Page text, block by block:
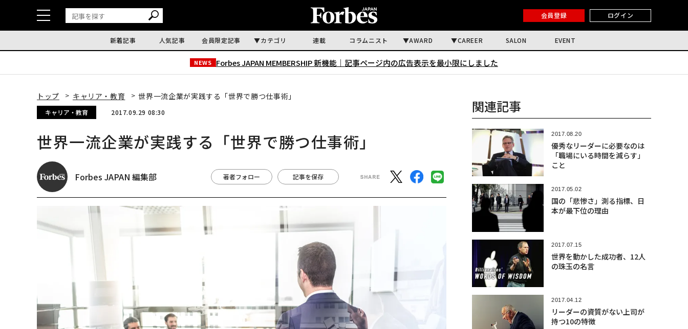
会員登録 ログイン
新着記事 人気記事 会員限定記事 カテゴリ 連載 コラムニスト AWARD CAREER SALON EVENT
NEWS Forbes JAPAN MEMBERSHIP 新機能｜ 記事ページ内の広告表示を最小限にしました
トップ キャリア・教育 世界一流企業が実践する「世界で勝つ仕事術」
キャリア・教育 2017.09.29 08:30
世界一流企業が実践する「世界で勝つ仕事術」
Forbes JAPAN 編集部 著者フォロー 記事を保存
関連記事
2017.08.20
優秀なリーダーに必要なのは
「職場にいる時間を減らす」
こと
2017.05.02
国の「悲惨さ」測る指標、日
本が最下位の理由
2017.07.15
世界を動かした成功者、12人
の珠玉の名言
2017.04.12
リーダーの資質がない上司が
持つ10の特徴